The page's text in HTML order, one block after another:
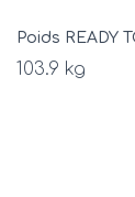
Poids READY
103.9 kg